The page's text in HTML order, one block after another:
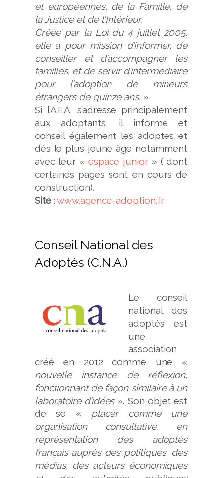
et européennes, de la Famille, de
la Justice et de l’Intérieur.
Créée par la Loi du 4 juillet 2005,
elle a pour mission d’informer, de
conseiller et d’accompagner les
familles, et de servir d’intermédiaire
pour l’adoption de mineurs
étrangers de quinze ans. »
Si l’A.F.A. s’adresse principalement
aux adoptants, il informe et
conseil également les adoptés et
dès le plus jeune âge notamment
avec leur « espace junior » ( dont
certaines pages sont en cours de
construction).
Site : www.agence-adoption.fr
Conseil National des
Adoptés (C.N.A.)
Le conseil
national des
adoptés est
une
association
créé en 2012 comme une «
nouvelle instance de réflexion,
fonctionnant de façon similaire à un
laboratoire d’idées». Son objet est
de se « placer comme une
organisation consultative, en
représentation des adoptés
français auprès des politiques, des
médias, des acteurs économiques